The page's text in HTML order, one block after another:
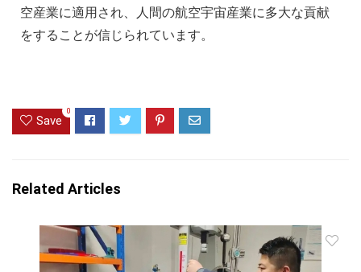
空産業に適用され、人間の航空宇宙産業に多大な貢献
をすることが信じられています。
Save
0
Related Articles